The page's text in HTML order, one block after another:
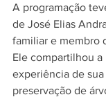
A programação
de José Elias
familiar e membro
Ele compartilhou
experiência de
preservação de